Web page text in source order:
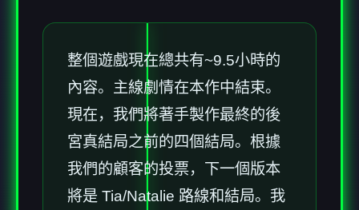
整個遊戲現在總共有~9.5小時的
內容。主線劇情在本作中結束。
現在，我們將著手製作最終的後
宮真結局之前的四個結局。根據
我們的顧客的投票，下一個版本
將是 Tia/Natalie 路線和結局。我